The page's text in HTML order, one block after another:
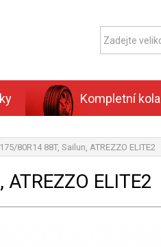
Kompletní kola
175/80R14 88T, Sailun, ATREZZO ELITE2
ELITE2